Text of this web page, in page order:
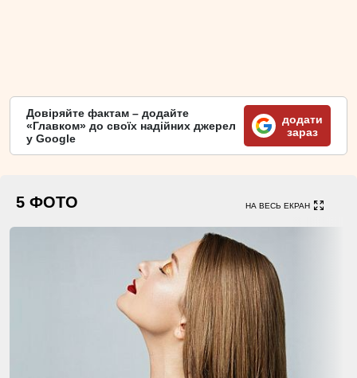
Довіряйте фактам – додайте
«Главком» до своїх надійних джерел
у Google
додати
зараз
5 ФОТО НА ВЕСЬ ЕКРАН